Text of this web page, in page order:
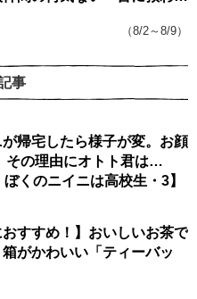
（8/2～8/9）
事
帰宅したら様子が変。お顔
その理由にオトト君は…
ぼくのニイニは高校生・3】
おすすめ！】おいしいお茶で
がかわいい「ティーバッ